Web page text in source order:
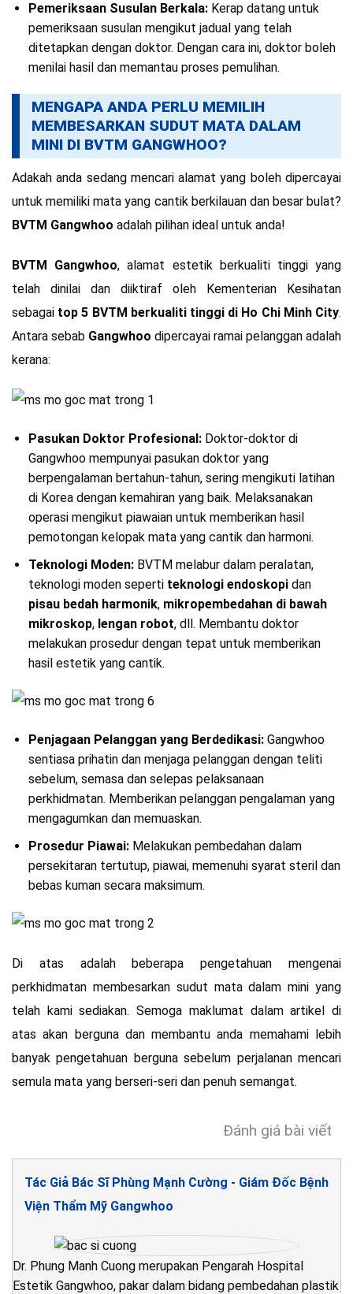
Pemeriksaan Susulan Berkala:Kerap datang untuk
pemeriksaan susulan mengikut jadual yang telah
ditetapkan dengan doktor. Dengan cara ini, doktor boleh
menilai hasil dan memantau proses pemulihan.
MENGAPA ANDA PERLU MEMILIH
MEMBESARKAN SUDUT MATA DALAM
MINI DI BVTM GANGWHOO?
Adakah anda sedang mencari alamat yang boleh dipercayai
untuk memiliki mata yang cantik berkilauan dan besar bulat?
BVTM Gangwhoo adalah pilihan ideal untuk anda!
BVTM Gangwhoo, alamat estetik berkualiti tinggi yang
telah dinilai dan diiktiraf oleh Kementerian Kesihatan
sebagai top 5 BVTM berkualiti tinggi di Ho Chi Minh City.
Antara sebab Gangwhoo dipercayai ramai pelanggan adalah
kerana:
Pasukan Doktor Profesional:Doktor-doktor di
Gangwhoo mempunyai pasukan doktor yang
berpengalaman bertahun-tahun, sering mengikuti latihan
di Korea dengan kemahiran yang baik. Melaksanakan
operasi mengikut piawaian untuk memberikan hasil
pemotongan kelopak mata yang cantik dan harmoni.
Teknologi Moden:BVTM melabur dalam peralatan,
teknologi moden seperti teknologi endoskopidan
pisau bedah harmonik, mikropembedahan di bawah
mikroskop, lengan robot, dll. Membantu doktor
melakukan prosedur dengan tepat untuk memberikan
hasil estetik yang cantik.
Penjagaan Pelanggan yang Berdedikasi:Gangwhoo
sentiasa prihatin dan menjaga pelanggan dengan teliti
sebelum, semasa dan selepas pelaksanaan
perkhidmatan. Memberikan pelanggan pengalaman yang
mengagumkan dan memuaskan.
Prosedur Piawai:Melakukan pembedahan dalam
persekitaran tertutup, piawai, memenuhi syarat steril dan
bebas kuman secara maksimum.
Di atas adalah beberapa pengetahuan mengenai
perkhidmatan membesarkan sudut mata dalam mini yang
telah kami sediakan. Semoga maklumat dalam artikel di
atas akan berguna dan membantu anda memahami lebih
banyak pengetahuan berguna sebelum perjalanan mencari
semula mata yang berseri-seri dan penuh semangat.
Đánh giá bài viết
Tác Giả Bác Sĩ Phùng Mạnh Cường - Giám Đốc Bệnh
Viện Thẩm Mỹ Gangwhoo
Dr. Phung Manh Cuong merupakan Pengarah Hospital
Estetik Gangwhoo, pakar dalam bidang pembedahan plastik